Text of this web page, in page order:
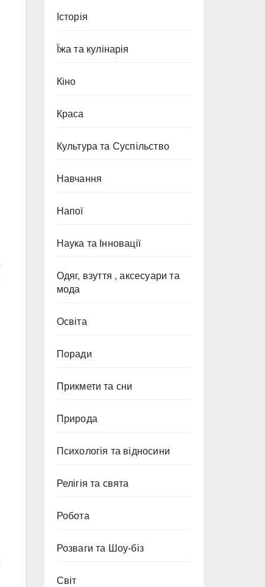
Історія
Їжа та кулінарія
Кіно
Краса
Культура та Суспільство
Навчання
Напої
Наука та Інновації
Одяг, взуття , аксесуари та
мода
Освіта
Поради
Прикмети та сни
Природа
Психологія та відносини
Релігія та свята
Робота
Розваги та Шоу-біз
Світ